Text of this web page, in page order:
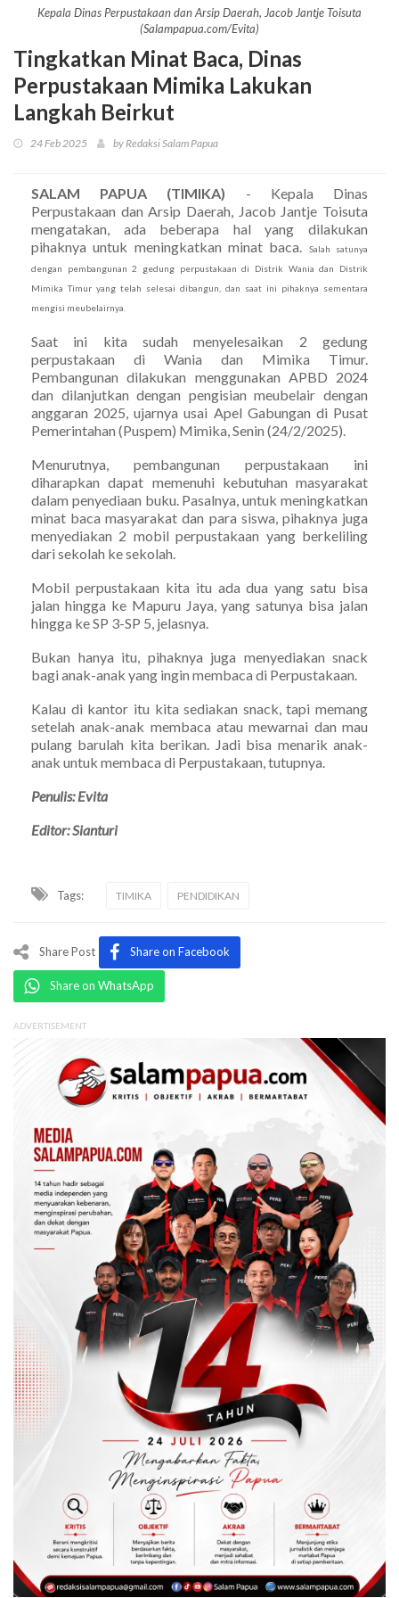
Kepala Dinas Perpustakaan dan Arsip Daerah, Jacob Jantje Toisuta
(Salampapua.com/Evita)
Tingkatkan Minat Baca, Dinas
Perpustakaan Mimika Lakukan
Langkah Beirkut
24 Feb 2025 by Redaksi Salam Papua
SALAM PAPUA (TIMIKA) - Kepala Dinas
Perpustakaan dan Arsip Daerah, Jacob Jantje Toisuta
mengatakan, ada beberapa hal yang dilakukan
pihaknya untuk meningkatkan minat baca.
Salah satunya
dengan pembangunan 2 gedung perpustakaan di Distrik Wania dan Distrik
Mimika Timur yang telah selesai dibangun, dan saat ini pihaknya sementara
mengisi meubelairnya.
Saat ini kita sudah menyelesaikan 2 gedung
perpustakaan di Wania dan Mimika Timur.
Pembangunan dilakukan menggunakan APBD 2024
dan dilanjutkan dengan pengisian meubelair dengan
anggaran 2025, ujarnya usai Apel Gabungan di Pusat
Pemerintahan (Puspem) Mimika, Senin (24/2/2025).
Menurutnya, pembangunan perpustakaan ini
diharapkan dapat memenuhi kebutuhan masyarakat
dalam penyediaan buku. Pasalnya, untuk meningkatkan
minat baca masyarakat dan para siswa, pihaknya juga
menyediakan 2 mobil perpustakaan yang berkeliling
dari sekolah ke sekolah.
Mobil perpustakaan kita itu ada dua yang satu bisa
jalan hingga ke Mapuru Jaya, yang satunya bisa jalan
hingga ke SP 3-SP 5, jelasnya.
Bukan hanya itu, pihaknya juga menyediakan snack
bagi anak-anak yang ingin membaca di Perpustakaan.
Kalau di kantor itu kita sediakan snack, tapi memang
setelah anak-anak membaca atau mewarnai dan mau
pulang barulah kita berikan. Jadi bisa menarik anak-
anak untuk membaca di Perpustakaan, tutupnya.
Penulis: Evita
Editor: Sianturi
Tags: TIMIKA PENDIDIKAN
Share Post Share on Facebook
Share on WhatsApp
ADVERTISEMENT